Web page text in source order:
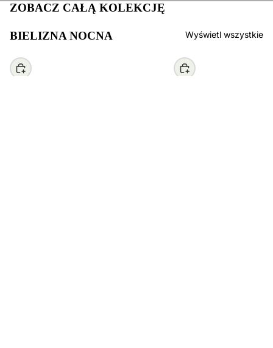
ZOBACZ CAŁĄ KOLEKCJĘ
BIELIZNA NOCNA Wyświetl wszystkie
Wybierz Wybierz